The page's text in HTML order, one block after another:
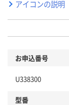
アイコンの説明
お申込番号
U338300
型番